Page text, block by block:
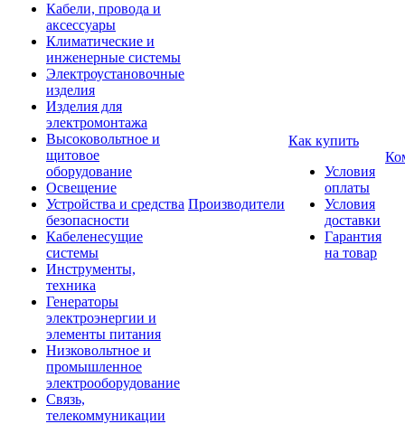
Кабели, провода и
аксессуары
Климатические и
инженерные системы
Электроустановочные
изделия
Изделия для
электромонтажа
Высоковольтное и
щитовое
оборудование
Освещение
Устройства и средства
безопасности
Кабеленесущие
системы
Инструменты,
техника
Генераторы
электроэнергии и
элементы питания
Низковольтное и
промышленное
электрооборудование
Связь,
телекоммуникации
Производители
Как купить
Условия
оплаты
Условия
доставки
Гарантия
на товар